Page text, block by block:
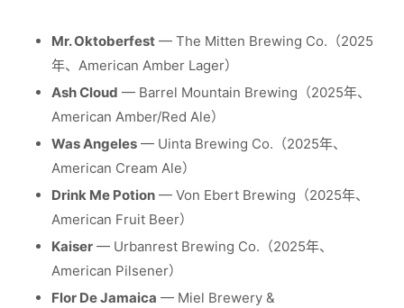
Mr. Oktoberfest — The Mitten Brewing Co.（2025
年、American Amber Lager）
Ash Cloud — Barrel Mountain Brewing（2025年、
American Amber/Red Ale）
Was Angeles — Uinta Brewing Co.（2025年、
American Cream Ale）
Drink Me Potion — Von Ebert Brewing（2025年、
American Fruit Beer）
Kaiser — Urbanrest Brewing Co.（2025年、
American Pilsener）
Flor De Jamaica — Miel Brewery &